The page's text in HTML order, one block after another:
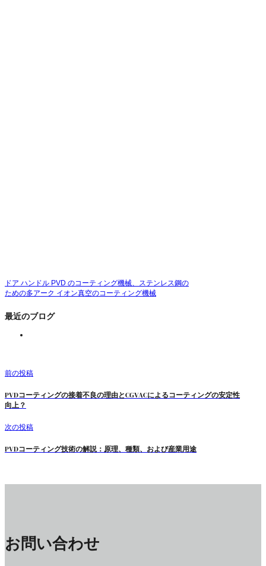
ドア ハンドル PVD のコーティング機械、ステンレス鋼の
ための多アーク イオン真空のコーティング機械
最近のブログ
前の投稿
PVDコーティングの接着不良の理由とCGVACによるコーティングの安定性
向上？
次の投稿
PVDコーティング技術の解説：原理、種類、および産業用途
お問い合わせ